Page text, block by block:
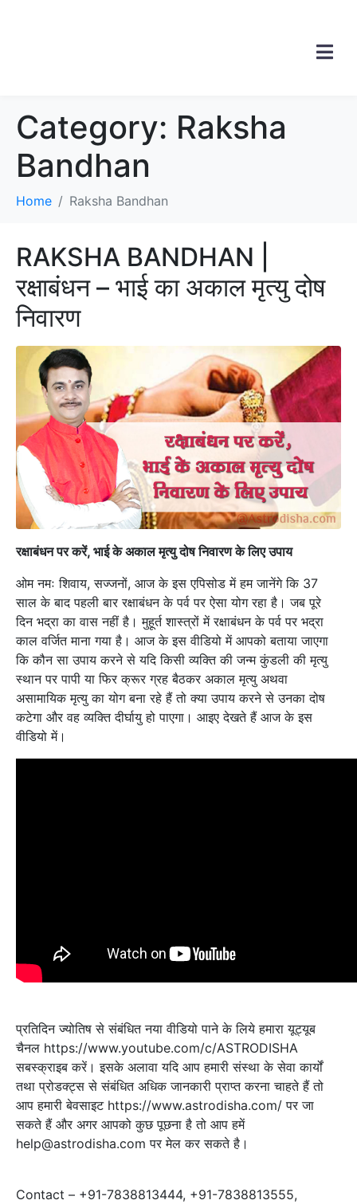
Category: Raksha
Bandhan
Home Raksha Bandhan
RAKSHA BANDHAN |
रक्षाबंधन – भाई का अकाल मृत्यु दोष
निवारण
रक्षाबंधन पर करें, भाई के अकाल मृत्यु दोष निवारण के लिए उपाय
ओम नमः शिवाय, सज्जनों, आज के इस एपिसोड में हम जानेंगे कि 37
साल के बाद पहली बार रक्षाबंधन के पर्व पर ऐसा योग रहा है। जब पूरे
दिन भद्रा का वास नहीं है। मुहूर्त शास्त्रों में रक्षाबंधन के पर्व पर भद्रा
काल वर्जित माना गया है। आज के इस वीडियो में आपको बताया जाएगा
कि कौन सा उपाय करने से यदि किसी व्यक्ति की जन्म कुंडली की मृत्यु
स्थान पर पापी या फिर क्रूर ग्रह बैठकर अकाल मृत्यु अथवा
असामायिक मृत्यु का योग बना रहे हैं तो क्या उपाय करने से उनका दोष
कटेगा और वह व्यक्ति दीर्घायु हो पाएगा। आइए देखते हैं आज के इस
वीडियो में।
प्रतिदिन ज्योतिष से संबंधित नया वीडियो पाने के लिये हमारा यूट्यूब
चैनल https://www.youtube.com/c/ASTRODISHA
सबस्‍क्राइब करें। इसके अलावा यदि आप हमारी संस्था के सेवा कार्यों
तथा प्रोडक्ट्स से संबंधित अधिक जानकारी प्राप्‍त करना चाहते हैं तो
आप हमारी बेवसाइट https://www.astrodisha.com/ पर जा
सकते हैं और अगर आपको कुछ पूछना है तो आप हमें
help@astrodisha.com पर मेल कर सकते है।
Contact – +91-7838813444, +91-7838813555,